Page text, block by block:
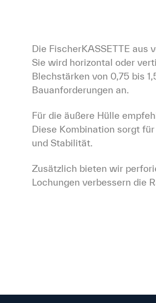
Die FischerKASSETTE
Sie wird horizontal oder
Blechstärken von 0,75 bis
Bauanforderungen an.
Für die äußere Hülle
Diese Kombination sorgt
und Stabilität.
Zusätzlich bieten wir
Lochungen verbessern die